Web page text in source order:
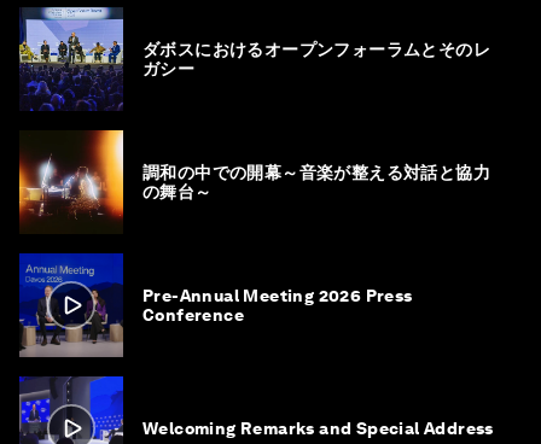
ダボスにおけるオープンフォーラムとそのレ
ガシー
調和の中での開幕～音楽が整える対話と協力
の舞台～
Pre-Annual Meeting 2026 Press
Conference
Welcoming Remarks and Special Address